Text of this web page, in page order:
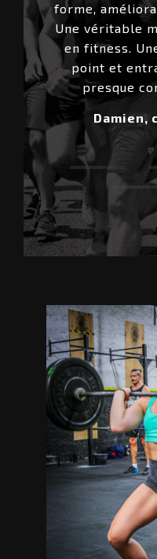
peut
du
forme,
Une véritable
en fitness.
point et
presque
Damien,